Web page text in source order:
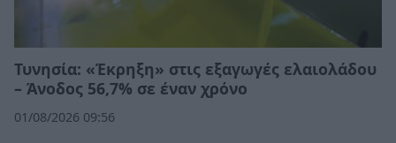
Τυνησία: «Έκρηξη» στις εξαγωγές ελαιολάδου
– Άνοδος 56,7% σε έναν χρόνο
01/08/2026 09:56